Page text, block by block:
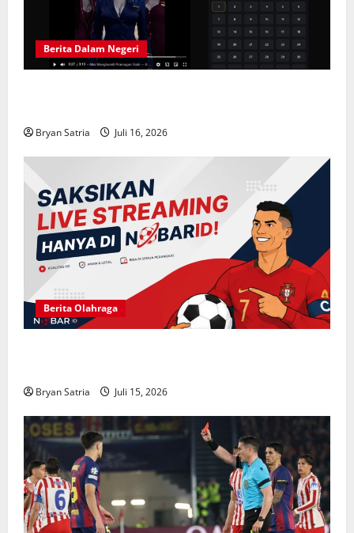
Berita Dalam Negeri
Bryan Satria Juli 16, 2026
Berita Olahraga
Bryan Satria Juli 15, 2026